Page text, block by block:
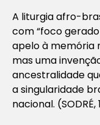
A liturgia afro-
com “foco
apelo à memória
mas uma
ancestralidade
a singularidade
nacional. (SODRÉ,